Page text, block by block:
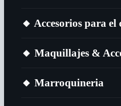
🔸​ Accesorios para el
🔸​ Maquillajes &
🔸​ Marroquineria